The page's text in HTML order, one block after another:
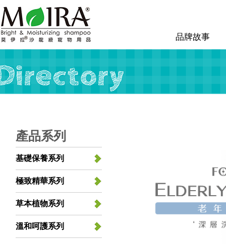
品牌故事
產品系列
基礎保養系列
極致精華系列
草本植物系列
溫和呵護系列